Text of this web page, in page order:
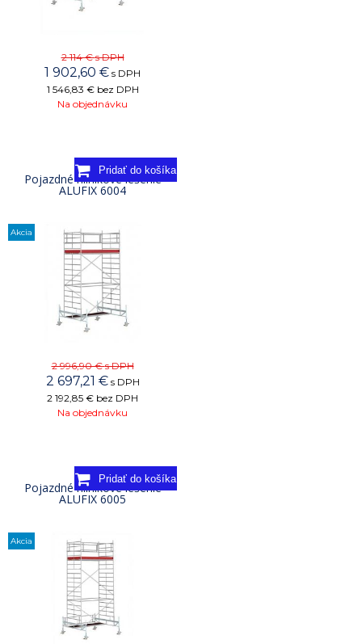
2 114 €s DPH
1 902,60 € s DPH
1 546,83 € bez DPH
Na objednávku
Pojazdné hliníkové lešenie
ALUFIX 6004
Akcia
2 996,90 €s DPH
2 697,21 € s DPH
2 192,85 € bez DPH
Na objednávku
Pojazdné hliníkové lešenie
ALUFIX 6005
Akcia